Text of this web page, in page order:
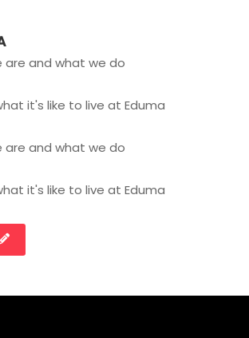
are and what we do
it's like to live at Eduma
are and what we do
it's like to live at Eduma